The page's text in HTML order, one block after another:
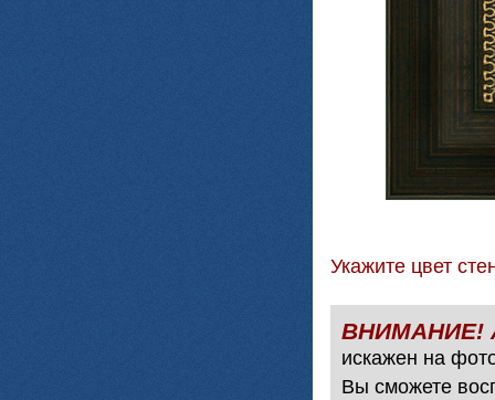
Укажите цвет
искажен на
Вы сможете